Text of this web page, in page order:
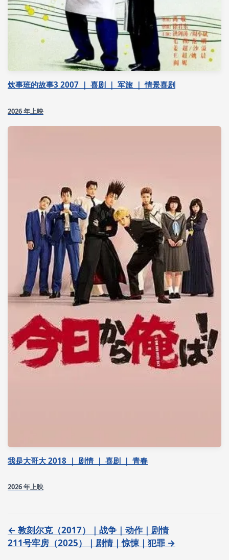
炊事班的故事3 2007 ｜ 喜剧 ｜ 军旅 ｜ 情景喜剧
2026 年上映
我是大哥大 2018 ｜ 剧情 ｜ 喜剧 ｜ 青春
2026 年上映
← 敦刻尔克（2017）｜战争｜动作｜剧情
211号牢房（2025）｜剧情｜惊悚｜犯罪 →